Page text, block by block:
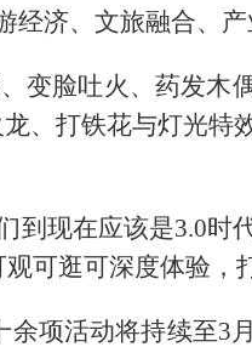
济、文旅融合、产
变脸吐火、药发木
、打铁花与灯光特
到现在应该是3.0时
可逛可深度体验，
项活动将持续至3